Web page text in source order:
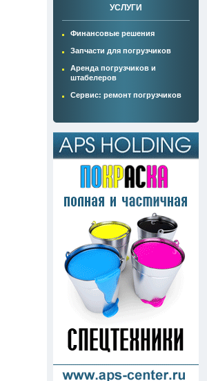
УСЛУГИ
Финансовые решения
Запчасти для погрузчиков
Аренда погрузчиков и
штабелеров
Сервис: ремонт погрузчиков